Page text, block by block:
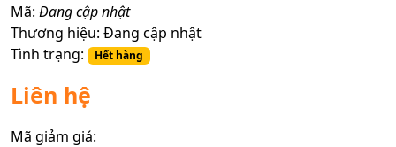
Mã: Đang cập nhật
Thương hiệu: Đang cập nhật
Tình trạng:
Hết hàng
Liên hệ
Mã giảm giá: